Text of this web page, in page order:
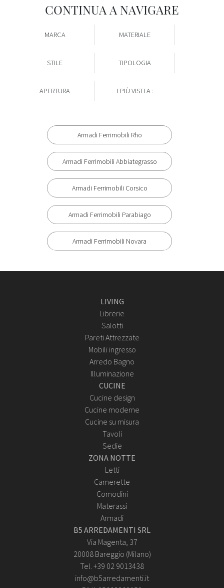
CONTINUA A NAVIGARE
MARCA MATERIALE
STILE TIPOLOGIA
APERTURA I PIÙ VISTI A :
Armadi Ferrimobili Rho
Armadi Ferrimobili Abbiategrasso
Armadi Ferrimobili Corsico
Armadi Ferrimobili Parabiago
Armadi Ferrimobili Novara
LIVING
Librerie
Salotti
Pareti Attrezzate
Mobili ingresso
Arredo Bagno
Illuminazione
CUCINE
Cucine design
Cucine moderne
Cucine su misura
Tavoli
Sedie
ZONA NOTTE
Letti
Camerette
Comodini
Materassi
Armadi
B5 ARREDAMENTI SRL
Via Magenta, 37
20008 Bareggio (Milano)
Tel. +39 02 9013438
info@b5arredamenti.it